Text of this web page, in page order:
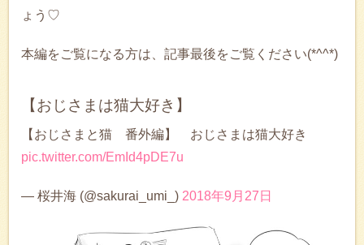
ょう♡
本編をご覧になる方は、記事最後をご覧ください(*^^*)
【おじさまは猫大好き】
【おじさまと猫 番外編】 おじさまは猫大好き
pic.twitter.com/EmId4pDE7u
— 桜井海 (@sakurai_umi_) 2018年9月27日